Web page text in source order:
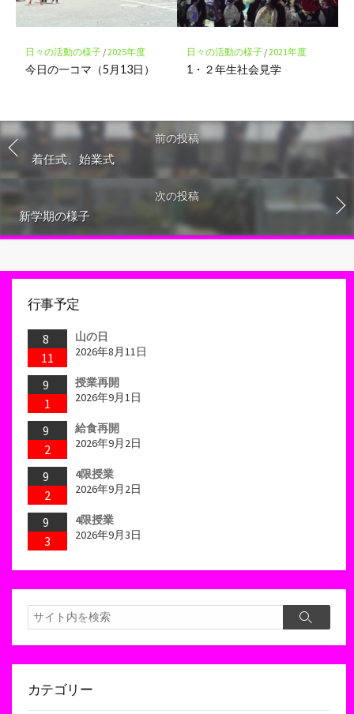
日々の活動の様子/2025年度
今日の一コマ（5月13日）
日々の活動の様子/2021年度
1・２年生社会見学
前の投稿
着任式、始業式
次の投稿
新学期の様子
行事予定
8
11
山の日
2026年8月11日
9
1
授業再開
2026年9月1日
9
2
給食再開
2026年9月2日
9
2
4限授業
2026年9月2日
9
3
4限授業
2026年9月3日
検
索
検
カテゴリー